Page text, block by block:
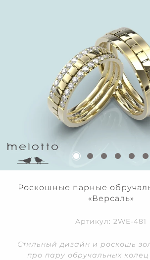
Роскошные парные
«Версаль»
Артикул: 2WE-481
Стильный дизайн и роскошь
про пару обручальных